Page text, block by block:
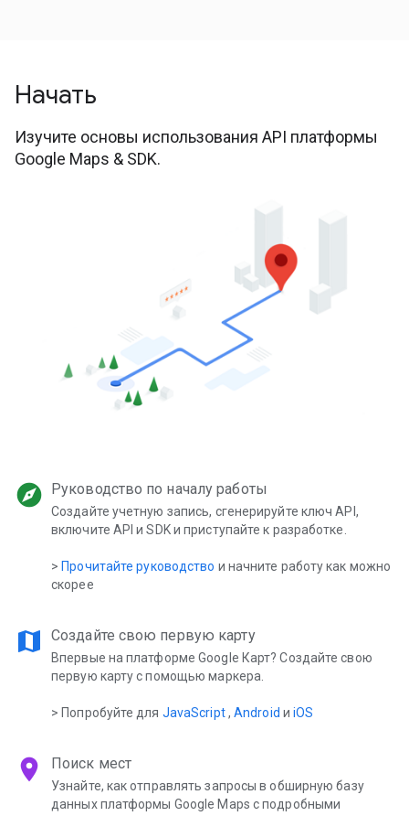
Начать
Изучите основы использования API платформы
Google Maps & SDK.
explore Руководство по началу работы
Создайте учетную запись, сгенерируйте ключ API,
включите API и SDK и приступайте к разработке.
>Прочитайте руководство и начните работу как можно
скорее
map Создайте свою первую карту
Впервые на платформе Google Карт? Создайте свою
первую карту с помощью маркера.
> Попробуйте для JavaScript,Android иiOS
location_on Поиск мест
Узнайте, как отправлять запросы в обширную базу
данных платформы Google Maps с подробными